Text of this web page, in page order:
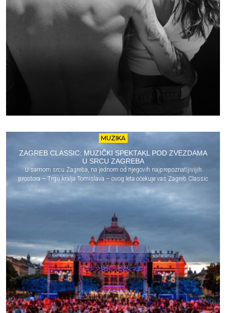
MUZIKA
ZAGREB CLASSIC: MUZIČKI SPEKTAKL POD ZVEZDAMA
U SRCU ZAGREBA
U samom srcu Zagreba, na jednom od njegovih najprepoznatljivijih
prostora – Trgu kralja Tomislava – ovog leta očekuje vas Zagreb Classic